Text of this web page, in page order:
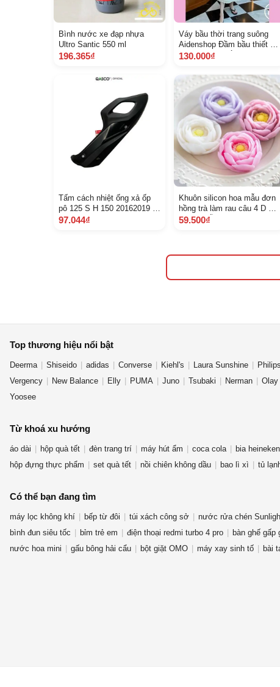
Bình nước xe đạp nhựa
Ultro Santic 550 ml
196.365₫
Váy bầu thời trang suông
Aidenshop Đầm bầu thiết kế
dự tiệc màu trắng
130.000₫
Tấm cách nhiệt ống xả ốp
pô 125 S H 150 20162019 Q
A18318 K 77 V 00 5 B 3 C
97.044₫
Khuôn silicon hoa mẫu đơn
hồng trà làm rau câu 4 D Mã
M D 8 mẫu hoa hồng trà
59.500₫
Top thương hiệu nổi bật
Deerma Shiseido adidas Converse Kiehl's Laura Sunshine Philips
Vergency
New Balance Elly PUMA Juno Tsubaki Nerman Olay
Yoosee
Từ khoá xu hướng
áo dài hộp quà tết đèn trang trí máy hút ẩm coca cola bia heineken
hộp đựng thực phẩm
set quà tết nồi chiên không dầu bao lì xì tủ
Có thể bạn đang tìm
máy lọc không khí bếp từ đôi túi xách công sở nước rửa chén
bình đun siêu tốc
bỉm trẻ em điện thoại redmi turbo 4 pro bàn ghế gấp
nước hoa mini
gấu bông hải cẩu bột giặt OMO máy xay sinh tố bài